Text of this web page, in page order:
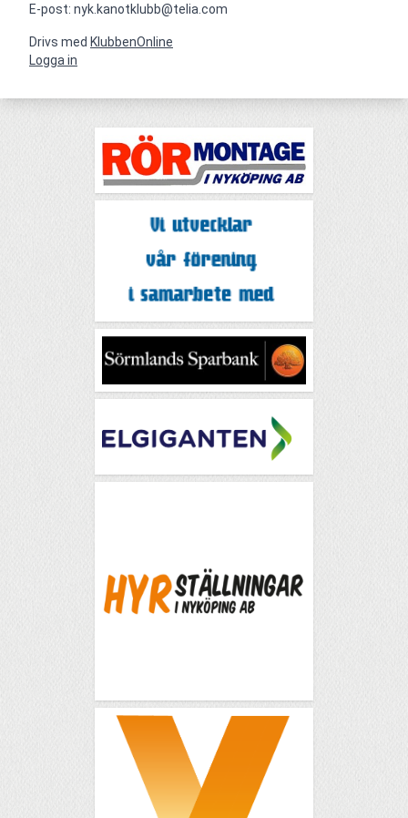
E-post: nyk.kanotklubb@telia.com
Drivs med KlubbenOnline
Logga in